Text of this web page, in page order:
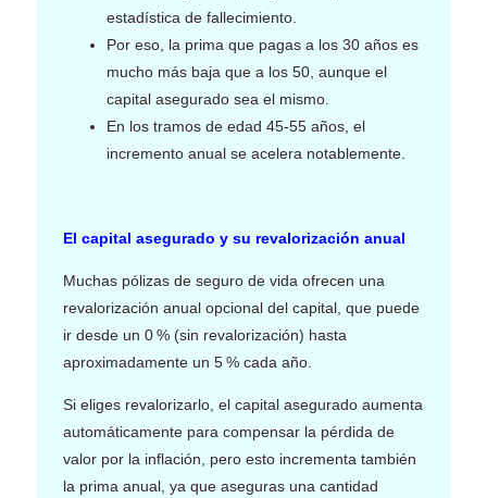
estadística de fallecimiento.
Por eso, la prima que pagas a los 30 años es
mucho más baja que a los 50, aunque el
capital asegurado sea el mismo.
En los tramos de edad 45‑55 años, el
incremento anual se acelera notablemente.
El capital asegurado y su revalorización anual
Muchas pólizas de seguro de vida ofrecen una
revalorización anual opcional del capital, que puede
ir desde un 0 % (sin revalorización) hasta
aproximadamente un 5 % cada año.
Si eliges revalorizarlo, el capital asegurado aumenta
automáticamente para compensar la pérdida de
valor por la inflación, pero esto incrementa también
la prima anual, ya que aseguras una cantidad